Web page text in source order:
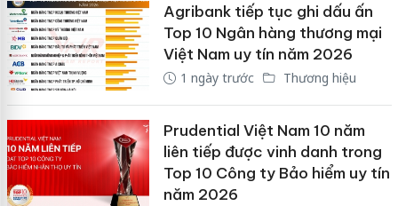
Agribank tiếp tục ghi dấu ấn
Top 10 Ngân hàng thương mại
Việt Nam uy tín năm 2026
1 ngày trước Thương hiệu
Prudential Việt Nam 10 năm
liên tiếp được vinh danh trong
Top 10 Công ty Bảo hiểm uy tín
năm 2026